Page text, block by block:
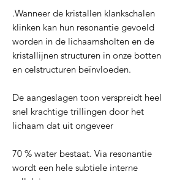
.Wanneer de kristallen klankschalen
klinken kan hun resonantie gevoeld
worden in de lichaamsholten en de
kristallijnen structuren in onze botten
en celstructuren beïnvloeden.
De aangeslagen toon verspreidt heel
snel krachtige trillingen door het
lichaam dat uit ongeveer
70 % water bestaat. Via resonantie
wordt een hele subtiele interne